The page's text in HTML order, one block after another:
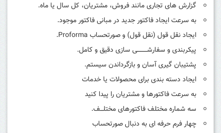
گزارش های تجاری مانند فروش، مشتریان، کل سال یا ماه.
به سرعت ایجاد فاکتور جدید در مبانی فاکتور موجود.
ایجاد نقل قول (نقل قول) و صورتحساب Proforma.
پیکربندی و سفارشــــــــــی سازی دقیق و کامل.
پشتیبان گیری آسان و بازگرداندن سیستم.
ایجاد دسته بندی برای محصولات یا خدمات
به سرعت فاکتورها و مشتریان را پیدا کنید
سه شماره مختلف فاکتورهای مختلـــف.
چهار فرم حرفه ای به دنبال صورتحساب